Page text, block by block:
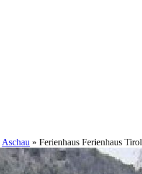
Aschau » Ferienhaus Ferienhaus Tirol